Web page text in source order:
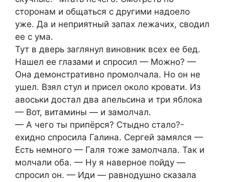
сторонам и общаться с другими надоело
уже. Да и неприятный запах лежачих, сводил
ее с ума.
Тут в дверь заглянул виновник всех ее бед.
Нашел ее глазами и спросил — Можно? —
Она демонстративно промолчала. Но он не
ушел. Взял стул и присел около кровати. Из
авоськи достал два апельсина и три яблока
— Вот, витамины — и замолчал.
— А чего ты припёрся? Стыдно стало?-
ехидно спросила Галина. Сергей замялся —
Есть немного — Галя тоже замолчала. Так и
молчали оба. — Ну я наверное пойду —
спросил он. — Иди — равнодушно сказала